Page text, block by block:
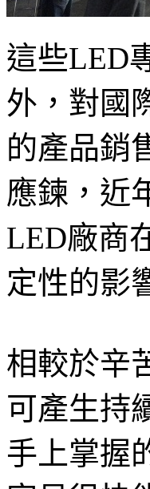
這些LED
外，對國
的產品銷
應鍊，近
LED廠商
定性的影
相較於辛
可產生持
手上掌握